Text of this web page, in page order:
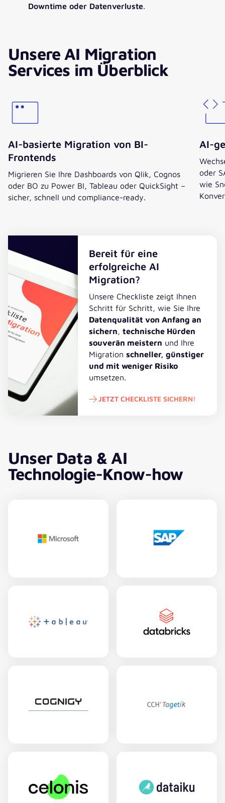
Downtime oder Datenverluste.
Unsere AI Migration
Services im Überblick
AI-basierte Migration von BI-
Frontends
Migrieren Sie Ihre Dashboards von Qlik, Cognos
oder BO zu Power BI, Tableau oder QuickSight –
sicher, schnell und compliance-ready.
AI-
oder
wie
Bereit für eine
erfolgreiche AI
Migration?
Unsere Checkliste zeigt Ihnen
Schritt für Schritt, wie Sie Ihre
Datenqualität von Anfang an
sichern ,technische Hürden
souverän meistern und Ihre
Migrationschneller, günstiger
und mit weniger Risiko
umsetzen.
JETZT CHECKLISTE SICHERN!
Unser Data & AI
Technologie-Know-how